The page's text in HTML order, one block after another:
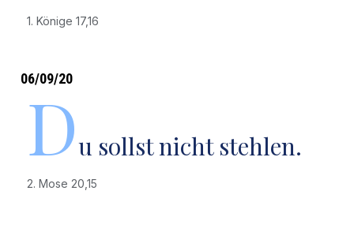
1. Könige 17,16
06/09/20
Du sollst nicht stehlen.
2. Mose 20,15